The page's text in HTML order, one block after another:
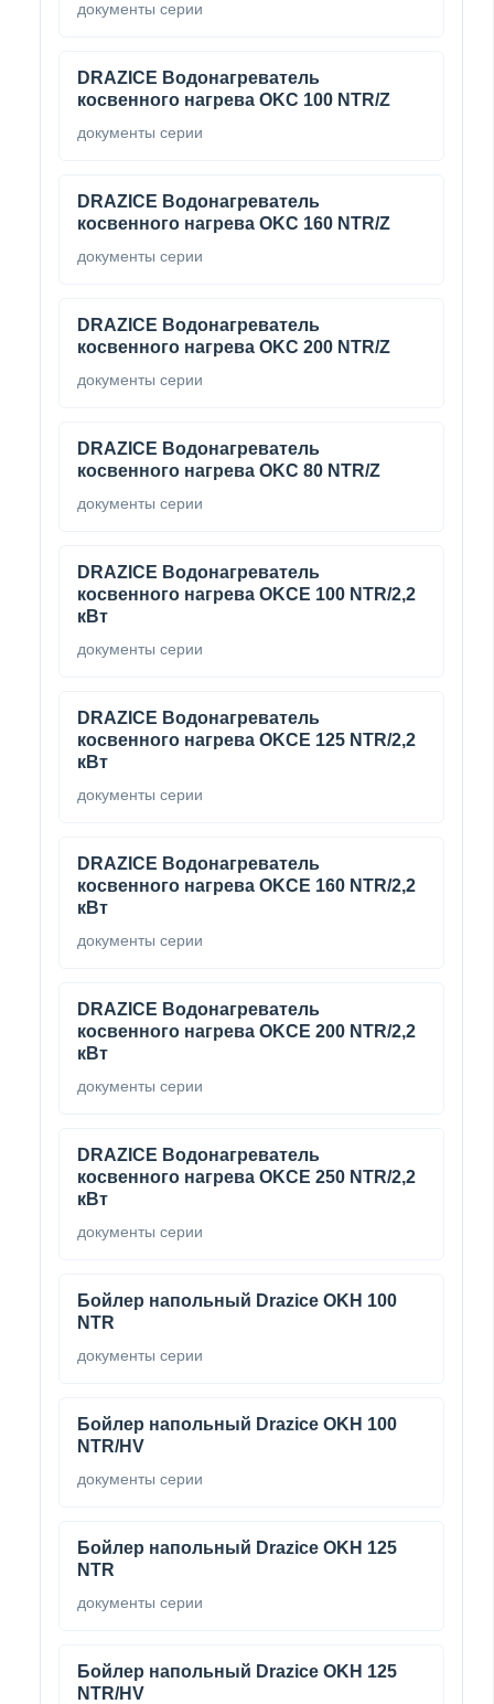
документы серии
DRAZICE Водонагреватель
косвенного нагрева OKC 100 NTR/Z
документы серии
DRAZICE Водонагреватель
косвенного нагрева OKC 160 NTR/Z
документы серии
DRAZICE Водонагреватель
косвенного нагрева OKC 200 NTR/Z
документы серии
DRAZICE Водонагреватель
косвенного нагрева OKC 80 NTR/Z
документы серии
DRAZICE Водонагреватель
косвенного нагрева OKCE 100 NTR/2,2
кВт
документы серии
DRAZICE Водонагреватель
косвенного нагрева OKCE 125 NTR/2,2
кВт
документы серии
DRAZICE Водонагреватель
косвенного нагрева OKCE 160 NTR/2,2
кВт
документы серии
DRAZICE Водонагреватель
косвенного нагрева OKCE 200 NTR/2,2
кВт
документы серии
DRAZICE Водонагреватель
косвенного нагрева OKCE 250 NTR/2,2
кВт
документы серии
Бойлер напольный Drazice OKH 100
NTR
документы серии
Бойлер напольный Drazice OKH 100
NTR/HV
документы серии
Бойлер напольный Drazice OKH 125
NTR
документы серии
Бойлер напольный Drazice OKH 125
NTR/HV